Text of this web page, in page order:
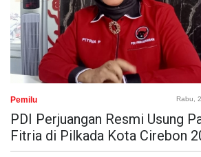
Pemilu Rabu,
PDI Perjuangan Resmi Usung
Fitria di Pilkada Kota Cirebon